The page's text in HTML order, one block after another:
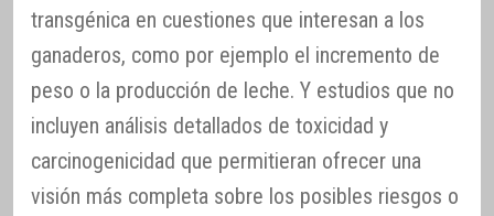
transgénica en cuestiones que interesan a los
ganaderos, como por ejemplo el incremento de
peso o la producción de leche. Y estudios que no
incluyen análisis detallados de toxicidad y
carcinogenicidad que permitieran ofrecer una
visión más completa sobre los posibles riesgos o